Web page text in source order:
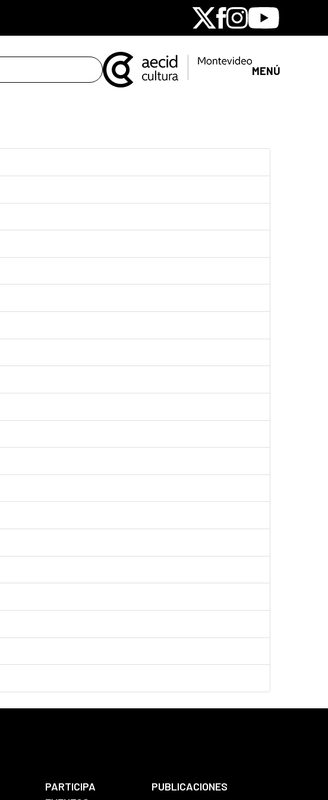
X Facebook
Instagram
Youtube
MENÚ
PARTICIPA
PUBLICACIONES